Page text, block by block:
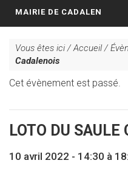
MAIRIE DE CADALEN
Vous êtes ici /Accueil/
Cadalenois
Cet évènement est passé.
LOTO DU SAULE
10 avril 2022 - 14:30 à